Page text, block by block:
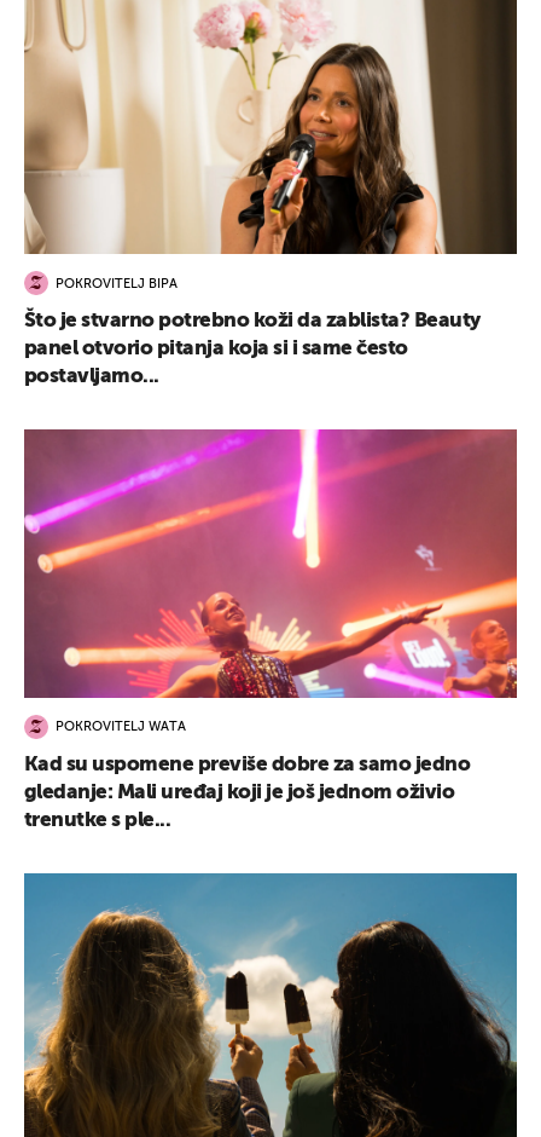
POKROVITELJ BIPA
Što je stvarno potrebno koži da zablista? Beauty
panel otvorio pitanja koja si i same često
postavljamo...
POKROVITELJ WATA
Kad su uspomene previše dobre za samo jedno
gledanje: Mali uređaj koji je još jednom oživio
trenutke s ple...